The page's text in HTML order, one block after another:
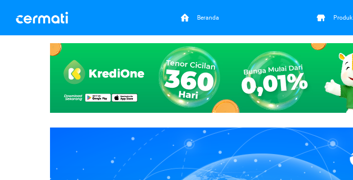
Beranda Produk